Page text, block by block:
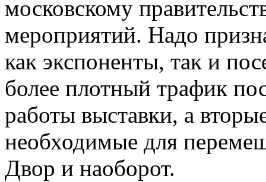
московскому
мероприятий. Надо
как экспоненты, так и
более плотный трафик
работы выставки, а
необходимые для
Двор и наоборот.